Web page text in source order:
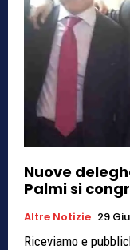
Nuove
Palmi si
Altre Notizie 29
Riceviamo e pubblichiamo: Il Gruppo